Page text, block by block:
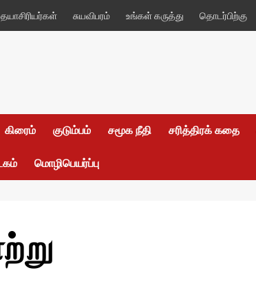
சுயவிபரம் உங்கள் கருத்து தொடர்பிற்கு
கிரைம் குடும்பம் சமூக நீதி சரித்திரக் கதை
மொழிபெயர்ப்பு